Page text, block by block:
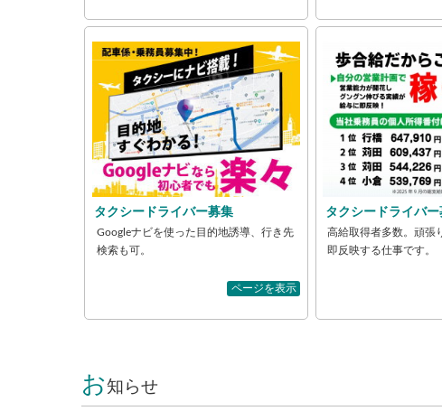
タクシードライバー募集
Googleナビを使った目的地誘導、行き先
検索も可。
ページを表示
タクシードライバー
高給取得者多数。頑張
即反映する仕事です。
お知らせ